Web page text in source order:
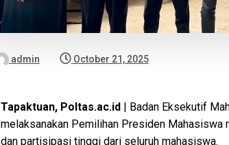
admin October 21, 2025
Tapaktuan, Poltas.ac.id| Badan Eksekutif
melaksanakan Pemilihan Presiden Mahasiswa
dan partisipasi tinggi dari seluruh mahasiswa.